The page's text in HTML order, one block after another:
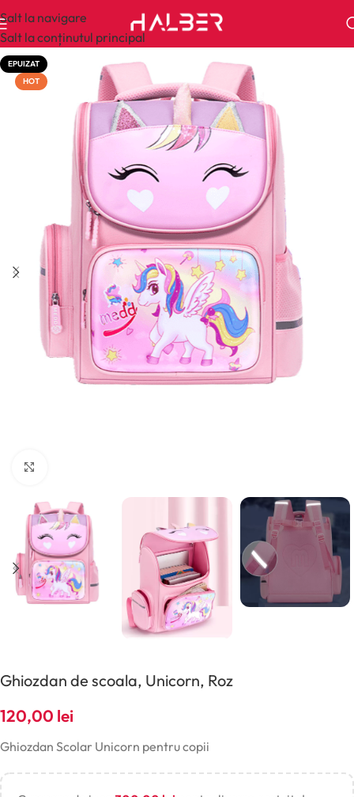
Salt la navigare
Salt la conținutul principal
EPUIZAT
HOT
Ghiozdan de scoala, Unicorn, Roz
120,00 lei
Ghiozdan Scolar Unicorn pentru copii